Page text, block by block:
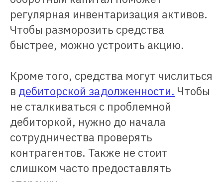
регулярная инвентаризация активов.
Чтобы разморозить средства
быстрее, можно устроить акцию.
Кроме того, средства могут числиться
в дебиторской задолженности. Чтобы
не сталкиваться с проблемной
дебиторкой, нужно до начала
сотрудничества проверять
контрагентов. Также не стоит
слишком часто предоставлять